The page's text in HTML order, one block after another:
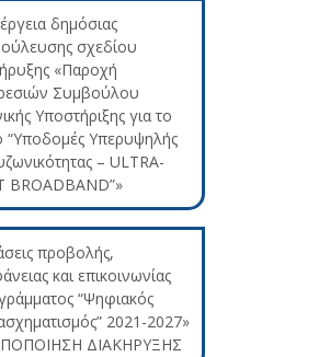
δημόσιας
σχεδίου
«Παροχή
Συμβούλου
Υποστήριξης για το
“Υποδομές Υπερυψηλής
– ULTRA-
BROADBAND”»
προβολής,
και επικοινωνίας
“Ψηφιακός
2021-2027»
ΔΙΑΚΗΡΥΞΗΣ